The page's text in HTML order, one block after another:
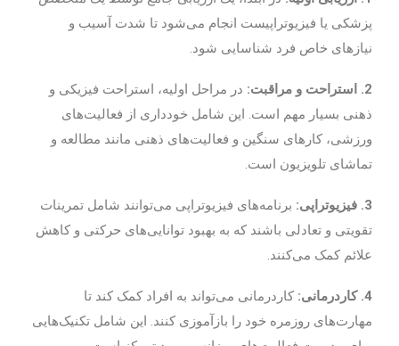
پزشکی یا فیزیوتراپیست انجام می‌شود تا شدت آسیب و
نیازهای خاص فرد شناسایی شود.
2. استراحت و مراقبت:
در مراحل اولیه، استراحت فیزیکی و
ذهنی بسیار مهم است. این شامل خودداری از فعالیت‌های
ورزشی، کارهای سنگین و فعالیت‌های ذهنی مانند مطالعه و
تماشای تلویزیون است.
3. فیزیوتراپی:
برنامه‌های فیزیوتراپی می‌توانند شامل تمرینات
تقویتی و تعادلی باشند که به بهبود توانایی‌های حرکتی و کاهش
علائم کمک می‌کنند.
4. کاردرمانی:
کاردرمانی می‌تواند به افراد کمک کند تا
مهارت‌های روزمره خود را بازآموزی کنند. این شامل تکنیک‌هایی